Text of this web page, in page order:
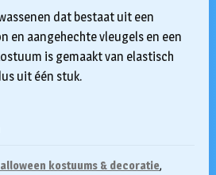
dat bestaat uit een
en aangehechte vleugels en een
is gemaakt van elastisch
uit één stuk.
kostuums & decoratie,